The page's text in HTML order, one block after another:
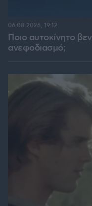
Ποιο αυτοκίνητο
ανεφοδιασμό;
06.08.2026, 19:12